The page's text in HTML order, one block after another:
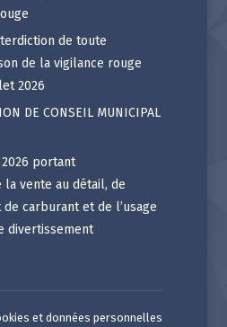
de toute
de la vigilance rouge
2026
DE CONSEIL MUNICIPAL
portant
la vente au détail, de
carburant et de l’usage
divertissement
et données personnelles